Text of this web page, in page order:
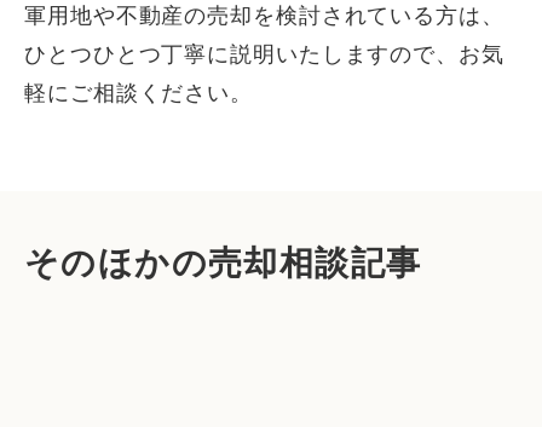
軍用地や不動産の売却を検討されている方は、
ひとつひとつ丁寧に説明いたしますので、お気
軽にご相談ください。
そのほかの売却相談記事